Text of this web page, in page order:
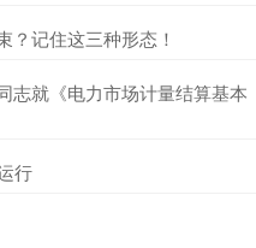
？记住这三种形态！
志就《电力市场计量结算基本
行